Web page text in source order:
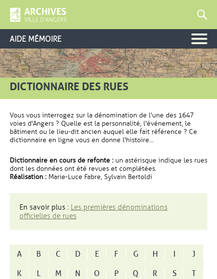
AIDE MÉMOIRE
DICTIONNAIRE DES RUES
Vous vous interrogez sur la dénomination de l'une des 1647
voies d'Angers ? Quelle est la personnalité, l'événement, le
bâtiment ou le lieu-dit ancien auquel elle fait référence ? Ce
dictionnaire en ligne vous en donne l'histoire...
Dictionnaire en cours de refonte : un astérisque indique les rues
dont les données ont été revues et complétées.
Réalisation : Marie-Luce Fabre, Sylvain Bertoldi
En savoir plus : Les premières dénominations
officielles de rues
A B C D E F G H I
J
K
L M N O P Q R S
T